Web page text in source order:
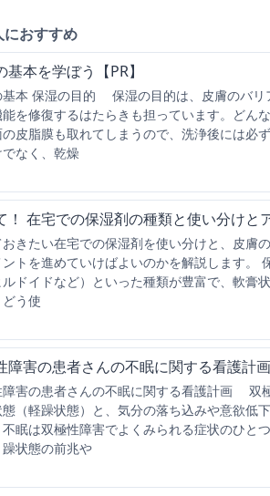
におすすめ
基本を学ぼう【PR】
基本 保湿の目的 保湿の目的は、皮膚のバリ
能を修復するはたらきも担っています。どん
の皮脂膜も取れてしまうので、洗浄後には必
なく、乾燥
！ 在宅での保湿剤の種類と使い分けと
きたい在宅での保湿剤を使い分けと、皮膚
ントを進めていけばよいのかを解説します。
ドイドなど）といった種類が豊富で、軟膏
う使
障害の患者さんの不眠に関する看護計画
障害の患者さんの不眠に関する看護計画 双
態（軽躁状態）と、気分の落ち込みや意欲低
不眠は双極性障害でよくみられる症状のひと
状態の前兆や